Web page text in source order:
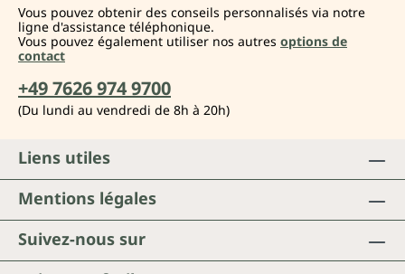
Vous pouvez obtenir des conseils personnalisés via notre
ligne d'assistance téléphonique.
Vous pouvez également utiliser nos autres options de
contact
+49 7626 974 9700
(Du lundi au vendredi de 8h à 20h)
Suivez-nous sur
Liens utiles
Mentions légales